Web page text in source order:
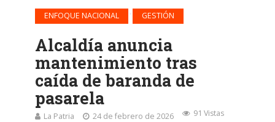
ENFOQUE NACIONAL GESTIÓN
Alcaldía anuncia
mantenimiento tras
caída de baranda de
pasarela
La Patria 24 de febrero de 2026 91 Vistas